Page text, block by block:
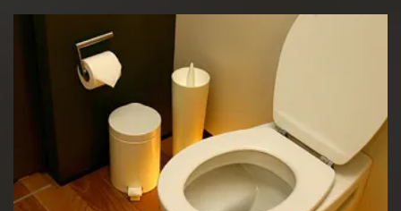
Réparation WC